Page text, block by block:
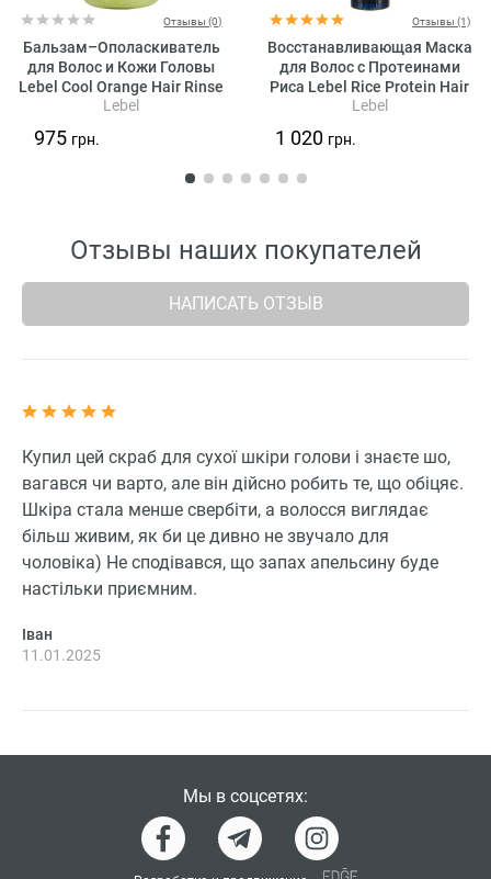
Отзывы (0)
Бальзам–Ополаскиватель
для Волос и Кожи Головы
Lebel Cool Orange Hair Rinse
Lebel
975 грн.
Отзывы (1)
Восстанавливающая Маска
для Волос с Протеинами
Риса Lebel Rice Protein Hair
Mask
Lebel
1 020 грн.
Отзывы наших покупателей
НАПИСАТЬ ОТЗЫВ
Купил цей скраб для сухої шкіри голови і знаєте шо,
вагався чи варто, але він дійсно робить те, що обіцяє.
Шкіра стала менше свербіти, а волосся виглядає
більш живим, як би це дивно не звучало для
чоловіка) Не сподівався, що запах апельсину буде
настільки приємним.
Іван
11.01.2025
Мы в соцсетях: